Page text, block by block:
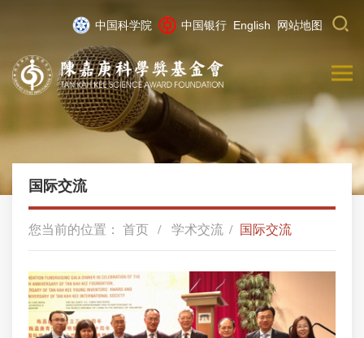
中国科学院 中国银行 English 网站地图
国际交流
您当前的位置： 首页 学术交流 国际交流